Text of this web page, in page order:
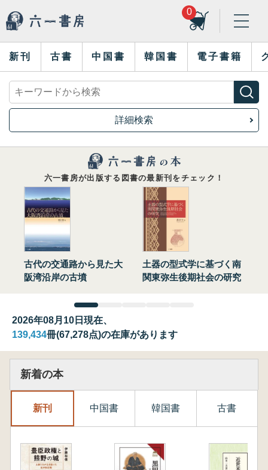
0
新刊 古書 中国書 韓国書 電子書籍
詳細検索
六一書房が出版する図書の最新刊をチェック！
古代の交通路から見た大
阪湾沿岸の古墳
土器の型式学に基づく南
関東弥生後期社会の研究
2026年08月10日現在、
139,434冊(67,278点)の在庫があります
新着の本
新刊 中国書 韓国書 古書